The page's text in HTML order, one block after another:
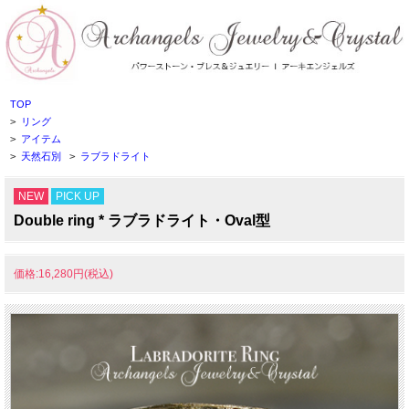
TOP
> リング
> アイテム
> 天然石別 > ラブラドライト
NEW PICK UP
Double ring * ラブラドライト・Oval型
価格:16,280円(税込)